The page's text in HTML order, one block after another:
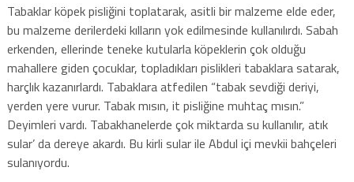
Tabaklar köpek pisliğini toplatarak, asitli bir malzeme elde eder,
bu malzeme derilerdeki kılların yok edilmesinde kullanılırdı. Sabah
erkenden, ellerinde teneke kutularla köpeklerin çok olduğu
mahallere giden çocuklar, topladıkları pislikleri tabaklara satarak,
harçlık kazanırlardı. Tabaklara atfedilen “tabak sevdiği deriyi,
yerden yere vurur. Tabak mısın, it pisliğine muhtaç mısın.”
Deyimleri vardı. Tabakhanelerde çok miktarda su kullanılır, atık
sular’ da dereye akardı. Bu kirli sular ile Abdul içi mevkii bahçeleri
sulanıyordu.